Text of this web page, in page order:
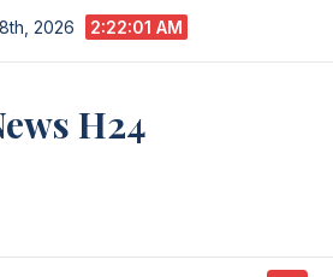
2026 2:22:02 AM
H24